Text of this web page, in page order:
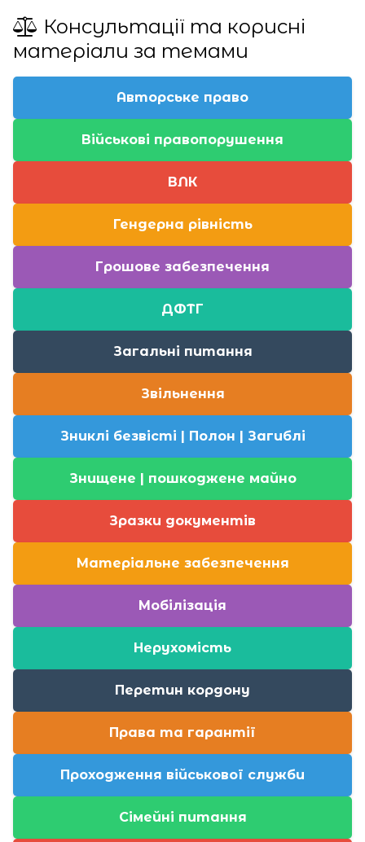
Консультації та корисні
матеріали за темами
Авторське право
Військові правопорушення
ВЛК
Гендерна рівність
Грошове забезпечення
ДФТГ
Загальні питання
Звільнення
Зниклі безвісті | Полон | Загиблі
Знищене | пошкоджене майно
Зразки документів
Матеріальне забезпечення
Мобілізація
Нерухомість
Перетин кордону
Права та гарантії
Проходження військової служби
Сімейні питання